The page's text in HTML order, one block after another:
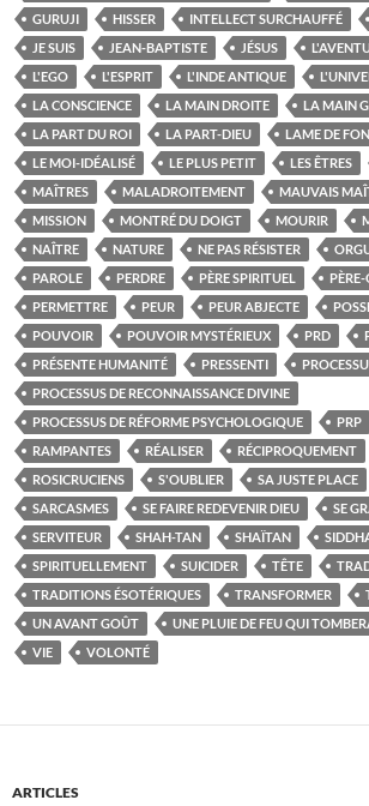
GURUJI HISSER INTELLECT SURCHAUFFÉ
JE SUIS
JEAN-BAPTISTE JÉSUS
L'EGO
L'ESPRIT L'INDE ANTIQUE
LA CONSCIENCE
LA MAIN DROITE
LA MAIN
LA PART DU ROI
LA PART-DIEU LAME DE
LE MOI-IDÉALISÉ
LE PLUS PETIT LES ÊTRES
MAÎTRES
MALADROITEMENT MAUVAIS
MISSION
MONTRÉ DU DOIGT MOURIR
NAÎTRE
NATURE NE PAS RÉSISTER
PAROLE
PERDRE PÈRE SPIRITUEL
PERMETTRE
PEUR PEUR ABJECTE
POUVOIR
POUVOIR MYSTÉRIEUX PRD
PRÉSENTE HUMANITÉ
PRESSENTI
PROCESSUS DE RECONNAISSANCE DIVINE
PROCESSUS DE RÉFORME PSYCHOLOGIQUE
PRP
RAMPANTES
RÉALISER RÉCIPROQUEMENT
ROSICRUCIENS
S'OUBLIER SA JUSTE PLACE
SARCASMES
SE FAIRE REDEVENIR DIEU SE
SERVITEUR
SHAH-TAN SHAÏTAN
SPIRITUELLEMENT
SUICIDER TÊTE
TRADITIONS ÉSOTÉRIQUES
TRANSFORMER
UN AVANT GOÛT
UNE PLUIE DE FEU QUI
VIE
VOLONTÉ
ARTICLES